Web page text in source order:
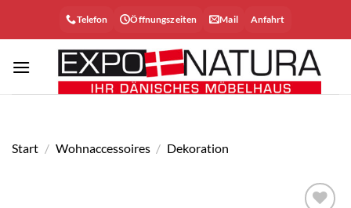
Telefon Öffnungszeiten Mail Anfahrt
Start / Wohnaccessoires / Dekoration